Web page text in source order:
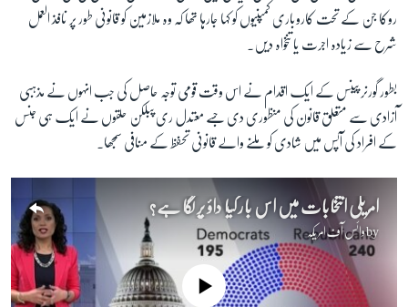
روکا جن کے تحت کاروباری کمپنیوں کو کہا جارہا تھا کہ وہ ملازمین کو قانونی طور پر نافذ العمل
شرح سے زیادہ اجرت یا تنخواہ دیں۔
بطور گورنر پینس کے ایک اقدام نے اس وقت قومی توجہ حاصل کی جب انہوں نے مذہبی
آزادی سے متعلق قانون کی منظوری دی جسے معتدل ری پبلکن حلقوں نے ایک ہی جنس
کے افراد کی آپس میں شادی کو ملنے والے قانونی تحفظ کے منافی سمجھا۔
امریکی انتخابات میں اس بار کیا داؤ پر لگا ہے؟
byوائس آف امریکہ
No media source currently available